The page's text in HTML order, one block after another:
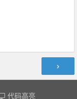
代码高亮